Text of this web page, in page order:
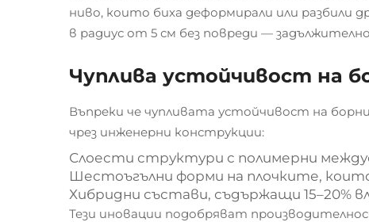
ниво, които биха деформирали или разбили
в радиус от 5 см без повреди —
Чуплива устойчивост на
Въпреки че чупливата устойчивост на
чрез инженерни конструкции:
Слоести структури с полимерни
Шестоъгълни форми на плочките,
Хибридни състави, съдържащи 15–20%
Тези иновации подобряват